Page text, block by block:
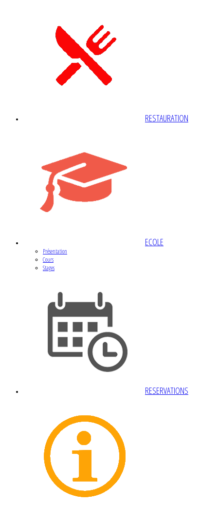
RESTAURATION
ECOLE
Présentation
Cours
Stages
RESERVATIONS